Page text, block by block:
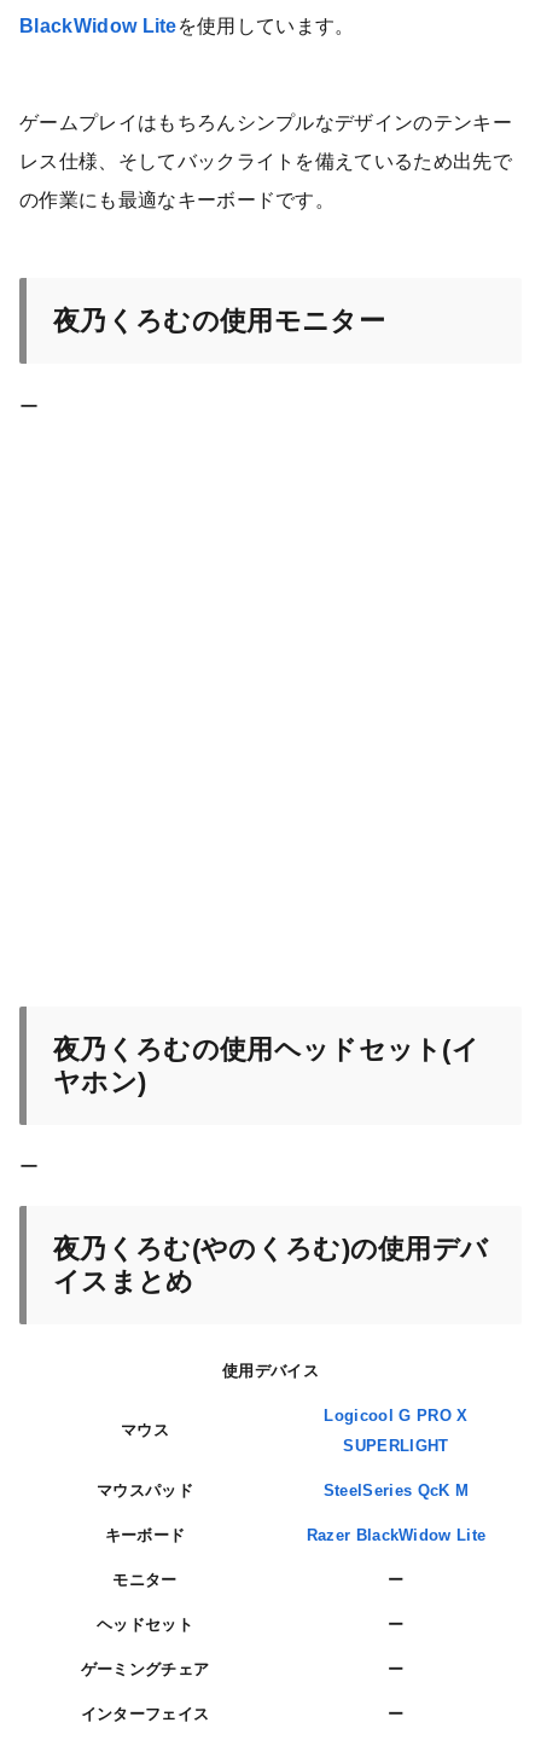
BlackWidow Liteを使用しています。
ゲームプレイはもちろんシンプルなデザインのテンキー
レス仕様、そしてバックライトを備えているため出先で
の作業にも最適なキーボードです。
夜乃くろむの使用モニター
ー
夜乃くろむの使用ヘッドセット(イ
ヤホン)
ー
夜乃くろむ(やのくろむ)の使用デバ
イスまとめ
使用デバイス
マウス
Logicool G PRO X
SUPERLIGHT
マウスパッド SteelSeries QcK M
キーボード Razer BlackWidow Lite
モニター ー
ヘッドセット ー
ゲーミングチェア ー
インターフェイス ー